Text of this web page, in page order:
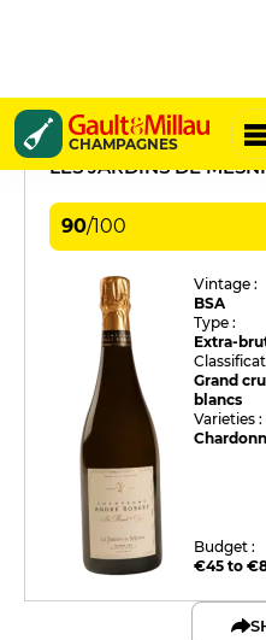
CHAMPAGNES
André Robert
LES JARDINS DE
90/100
Vintage :
BSA
Type :
Extra-
Grand
blancs
Varieties :
Budget :
€45 to